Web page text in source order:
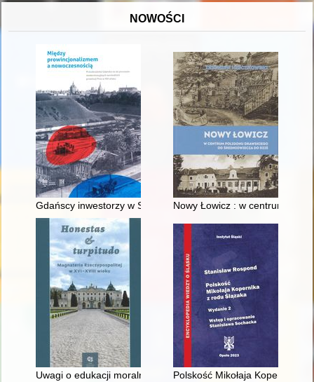
NOWOŚCI
Gdańscy inwestorzy w Sopocie : prestiż finansowy i
Nowy Łowicz : w centrum
Uwagi o edukacji moralnej synów szlacheckich w XVI-
Polskość Mikołaja Kopernika z